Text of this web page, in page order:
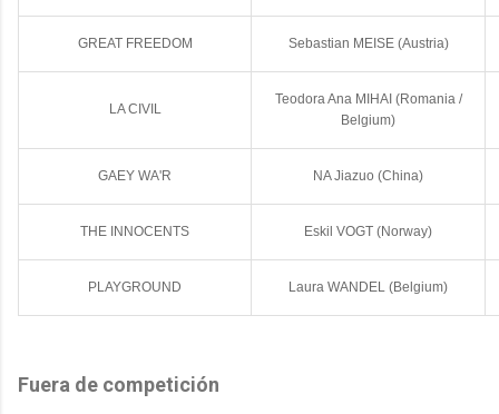
GREAT FREEDOM Sebastian MEISE (Austria)
LA CIVIL
Teodora Ana MIHAI (Romania /
Belgium)
GAEY WA'R NA Jiazuo (China)
THE INNOCENTS Eskil VOGT (Norway)
PLAYGROUND Laura WANDEL (Belgium)
Fuera de competición